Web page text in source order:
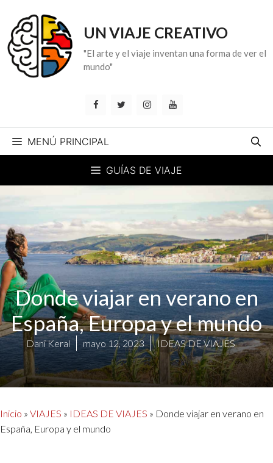
contenido
UN VIAJE CREATIVO
"El arte y el viaje inventan una forma de ver el
mundo"
MENÚ PRINCIPAL
GUÍAS DE VIAJE
Donde viajar en verano en
España, Europa y el mundo
Dani Keral mayo 12, 2023 IDEAS DE VIAJES
Inicio » VIAJES » IDEAS DE VIAJES » Donde viajar en verano en
España, Europa y el mundo